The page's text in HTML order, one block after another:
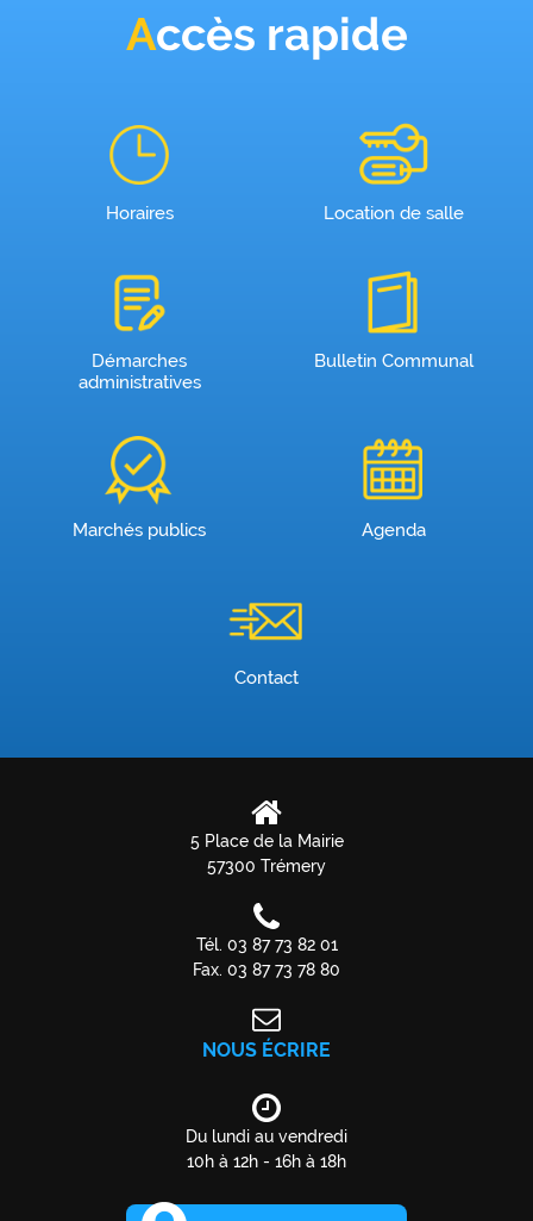
Accès rapide
Horaires Location de salle
Démarches
administratives
Bulletin Communal
Marchés publics Agenda
Contact
5 Place de la Mairie
57300 Trémery
Tél. 03 87 73 82 01
Fax. 03 87 73 78 80
NOUS ÉCRIRE
Du lundi au vendredi
10h à 12h - 16h à 18h